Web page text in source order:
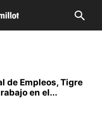
de Empleos, Tigre
en el...